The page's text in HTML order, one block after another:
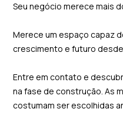
Seu negócio merece mais
Merece um espaço capaz
crescimento e futuro
Entre em contato e
na fase de construção. As
costumam ser escolhidas